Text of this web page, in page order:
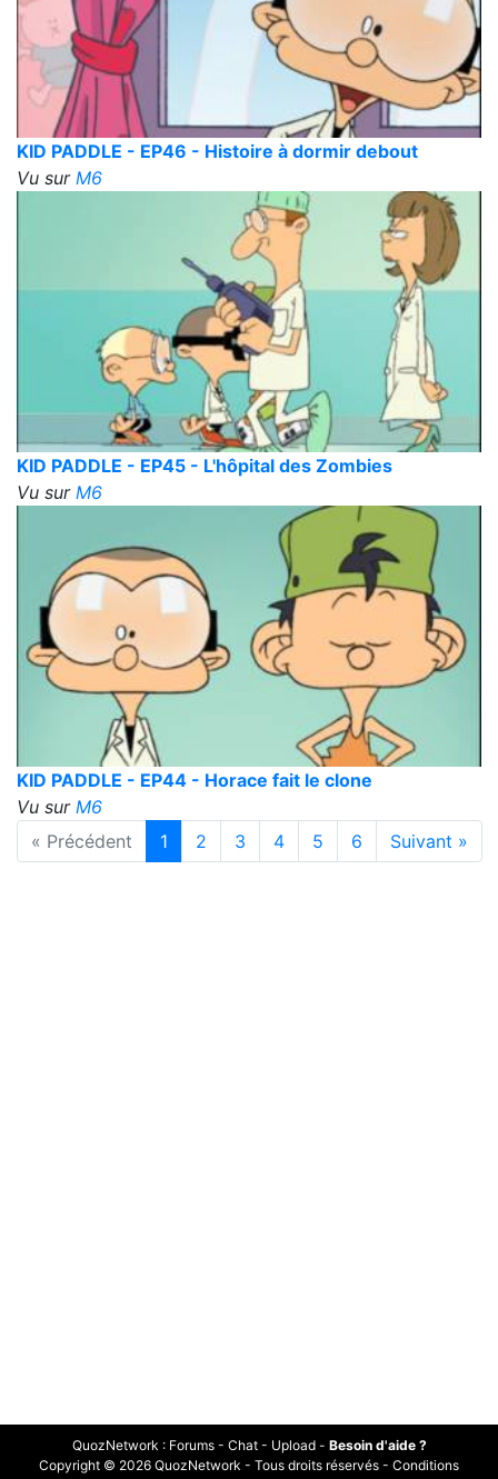
KID PADDLE - EP46 - Histoire à dormir debout
Vu sur M6
KID PADDLE - EP45 - L'hôpital des Zombies
Vu sur M6
KID PADDLE - EP44 - Horace fait le clone
Vu sur M6
« Précédent
1 2 3 4 5 6 Suivant »
QuozNetwork : Forums- Chat- Upload- Besoin d'aide ?
Copyright © 2026 QuozNetwork - Tous droits réservés - Conditions